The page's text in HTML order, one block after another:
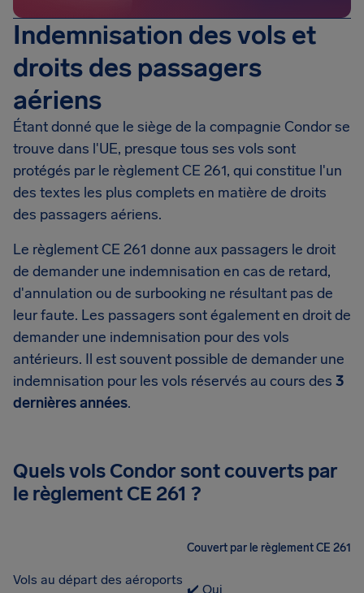
Indemnisation des vols et
droits des passagers
aériens
Étant donné que le siège de la compagnie Condor se
trouve dans l'UE, presque tous ses vols sont
protégés par le règlement CE 261, qui constitue l'un
des textes les plus complets en matière de droits
des passagers aériens.
Le règlement CE 261 donne aux passagers le droit
de demander une indemnisation en cas de retard,
d'annulation ou de surbooking ne résultant pas de
leur faute. Les passagers sont également en droit de
demander une indemnisation pour des vols
antérieurs. Il est souvent possible de demander une
indemnisation pour les vols réservés au cours des 3
dernières années.
Quels vols Condor sont couverts par
le règlement CE 261 ?
Couvert par le règlement CE 261
Vols au départ des aéroports
✔️ Oui